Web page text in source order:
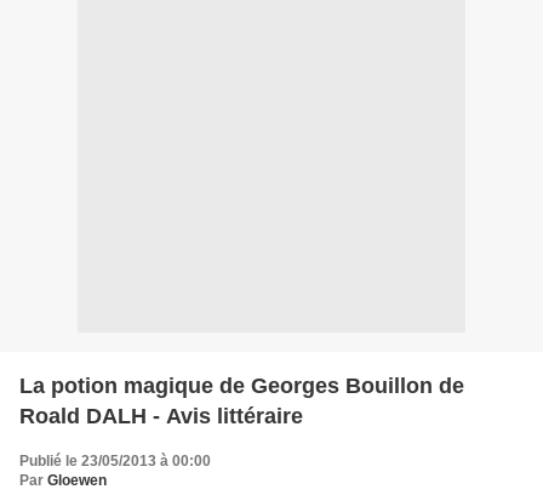
La potion magique de Georges Bouillon de
Roald DALH - Avis littéraire
Publié le 23/05/2013 à 00:00
Par Gloewen